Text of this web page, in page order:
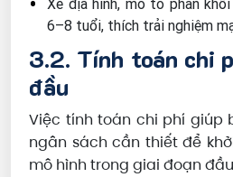
Xe địa hình, mô tô phân
6–8 tuổi, thích trải nghiệm
3.2. Tính toán chi
đầu
Việc tính toán chi phí giúp
ngân sách cần thiết để
mô hình trong giai đoạn